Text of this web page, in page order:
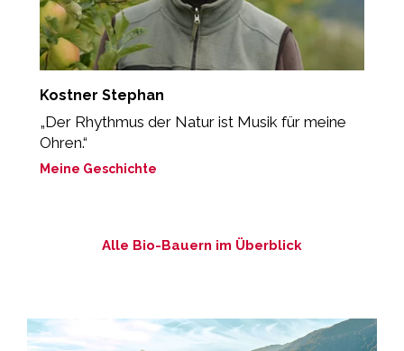
Kostner Stephan
„Der Rhythmus der Natur ist Musik für meine
Ohren.“
Meine Geschichte
Alle Bio-Bauern im Überblick